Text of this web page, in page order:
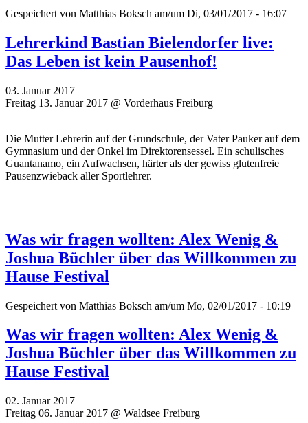
Gespeichert von Matthias Boksch am/um Di, 03/01/2017 - 16:07
Lehrerkind Bastian Bielendorfer live:
Das Leben ist kein Pausenhof!
03. Januar 2017
Freitag 13. Januar 2017 @ Vorderhaus Freiburg
Die Mutter Lehrerin auf der Grundschule, der Vater Pauker auf dem
Gymnasium und der Onkel im Direktorensessel. Ein schulisches
Guantanamo, ein Aufwachsen, härter als der gewiss glutenfreie
Pausenzwieback aller Sportlehrer.
Was wir fragen wollten: Alex Wenig &
Joshua Büchler über das Willkommen zu
Hause Festival
Gespeichert von Matthias Boksch am/um Mo, 02/01/2017 - 10:19
Was wir fragen wollten: Alex Wenig &
Joshua Büchler über das Willkommen zu
Hause Festival
02. Januar 2017
Freitag 06. Januar 2017 @ Waldsee Freiburg